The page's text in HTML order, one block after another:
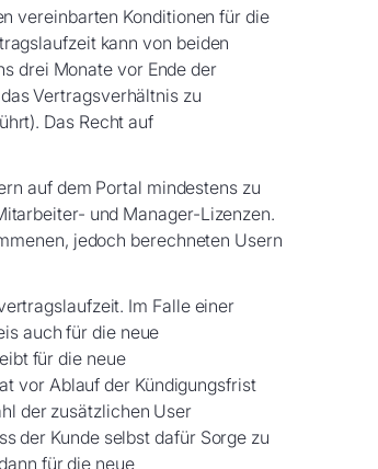
vereinbarten Konditionen für die
kann von beiden
drei Monate vor Ende der
Vertragsverhältnis zu
Das Recht auf
auf dem Portal mindestens zu
und Manager-Lizenzen.
jedoch berechneten Usern
Im Falle einer
auch für die neue
für die neue
vor Ablauf der Kündigungsfrist
der zusätzlichen User
der Kunde selbst dafür Sorge zu
für die neue